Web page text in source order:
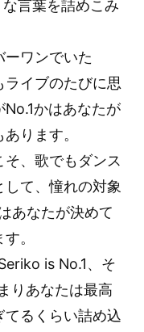
言葉を詰めこみ
ーワンでいた
イブのたびに思
かはあなたが
ります。
、歌でもダンス
て、憧れの対象
あなたが決めて
。
is No.1、そ
りあなたは最高
るくらい詰め込